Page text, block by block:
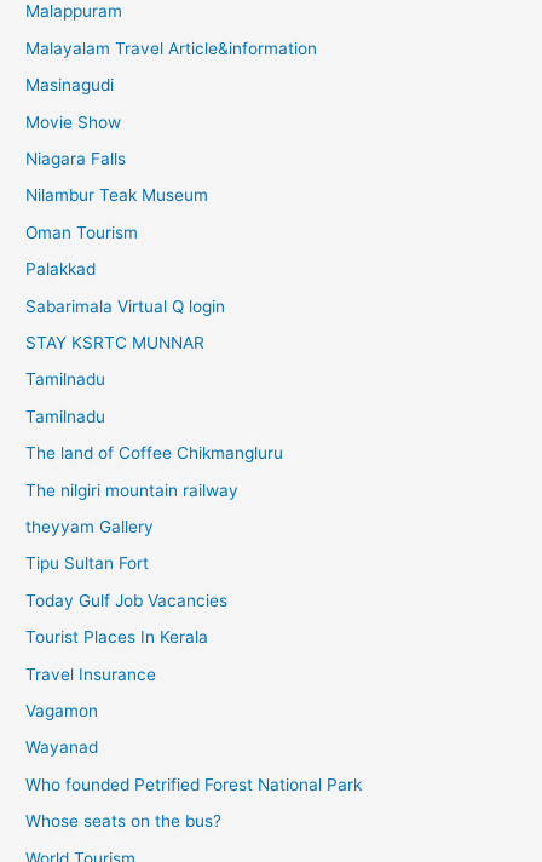
Malappuram
Malayalam Travel Article&information
Masinagudi
Movie Show
Niagara Falls
Nilambur Teak Museum
Oman Tourism
Palakkad
Sabarimala Virtual Q login
STAY KSRTC MUNNAR
Tamilnadu
Tamilnadu
The land of Coffee Chikmangluru
The nilgiri mountain railway
theyyam Gallery
Tipu Sultan Fort
Today Gulf Job Vacancies
Tourist Places In Kerala
Travel Insurance
Vagamon
Wayanad
Who founded Petrified Forest National Park
Whose seats on the bus?
World Tourism